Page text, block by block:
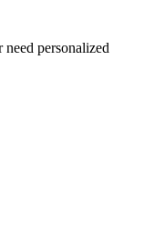
personalized